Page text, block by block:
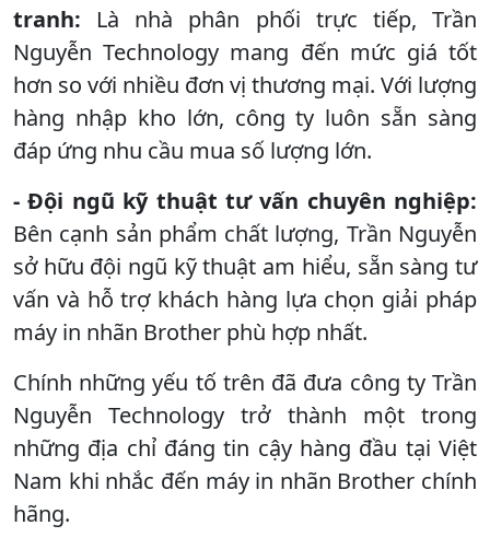
tranh: Là nhà phân phối trực tiếp, Trần
Nguyễn Technology mang đến mức giá tốt
hơn so với nhiều đơn vị thương mại. Với lượng
hàng nhập kho lớn, công ty luôn sẵn sàng
đáp ứng nhu cầu mua số lượng lớn.
- Đội ngũ kỹ thuật tư vấn chuyên nghiệp:
Bên cạnh sản phẩm chất lượng, Trần Nguyễn
sở hữu đội ngũ kỹ thuật am hiểu, sẵn sàng tư
vấn và hỗ trợ khách hàng lựa chọn giải pháp
máy in nhãn Brother phù hợp nhất.
Chính những yếu tố trên đã đưa công ty Trần
Nguyễn Technology trở thành một trong
những địa chỉ đáng tin cậy hàng đầu tại Việt
Nam khi nhắc đến máy in nhãn Brother chính
hãng.